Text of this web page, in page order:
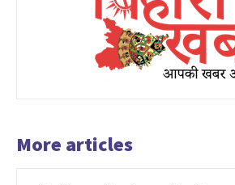
More articles